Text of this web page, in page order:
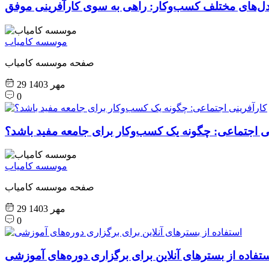
مختلف کسب‌وکار: راهی به سوی کارآفرینی موفق
موسسه کامیاب
صفحه موسسه کامیاب
29 مهر 1403
0
اجتماعی: چگونه یک کسب‌وکار برای جامعه مفید باشد؟
موسسه کامیاب
صفحه موسسه کامیاب
29 مهر 1403
0
از بسترهای آنلاین برای برگزاری دوره‌های آموزشی